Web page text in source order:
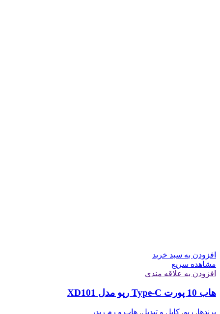
افزودن به سبد خرید
مشاهده سریع
افزودن به علاقه مندی
هاب 10 پورت Type-C رپو مدل XD101
برندها, رپو, کابل و تبدیل, هاب و رم ریدر